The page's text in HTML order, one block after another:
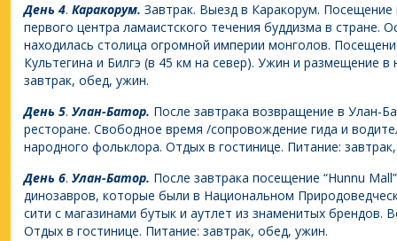
День 4. Каракорум. Завтрак. Выезд в Каракорум. Посещение
первого центра ламаистского течения буддизма в стране.
находилась столица огромной империи монголов.
Культегина и Билгэ (в 45 км на север). Ужин и размещение
завтрак, обед, ужин.
День 5. Улан-Батор. После завтрака возвращение в Улан-
ресторане. Свободное время /сопровождение гида и
народного фольклора. Отдых в гостинице. Питание:
День 6. Улан-Батор. После завтрака посещение “Hunnu
динозавров, которые были в Национальном
сити с магазинами бутык и аутлет из знаменитых
Отдых в гостинице. Питание: завтрак, обед, ужин.